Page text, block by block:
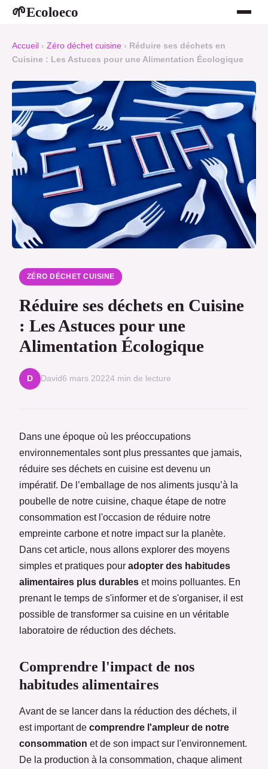
🌱Ecoloeco
Accueil › Zéro déchet cuisine › Réduire ses déchets en
Cuisine : Les Astuces pour une Alimentation Écologique
ZÉRO DÉCHET CUISINE
Réduire ses déchets en Cuisine
: Les Astuces pour une
Alimentation Écologique
D David6 mars 20224 min de lecture
Dans une époque où les préoccupations
environnementales sont plus pressantes que jamais,
réduire ses déchets en cuisine est devenu un
impératif. De l’emballage de nos aliments jusqu’à la
poubelle de notre cuisine, chaque étape de notre
consommation est l'occasion de réduire notre
empreinte carbone et notre impact sur la planète.
Dans cet article, nous allons explorer des moyens
simples et pratiques pour adopter des habitudes
alimentaires plus durables et moins polluantes. En
prenant le temps de s'informer et de s'organiser, il est
possible de transformer sa cuisine en un véritable
laboratoire de réduction des déchets.
Comprendre l'impact de nos
habitudes alimentaires
Avant de se lancer dans la réduction des déchets, il
est important de comprendre l'ampleur de notre
consommation et de son impact sur l'environnement.
De la production à la consommation, chaque aliment